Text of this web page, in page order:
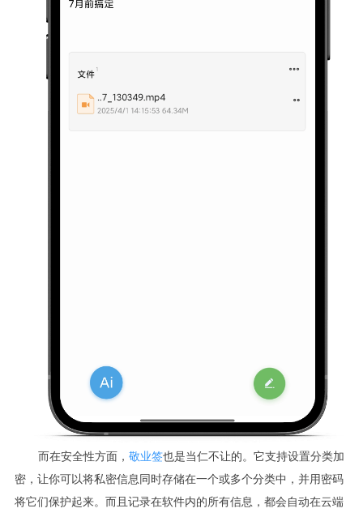
而在安全性方面， 敬业签也是当仁不让的。它支持设置分类加
密，让你可以将私密信息同时存储在一个或多个分类中，并用密码
将它们保护起来。而且记录在软件内的所有信息，都会自动在云端